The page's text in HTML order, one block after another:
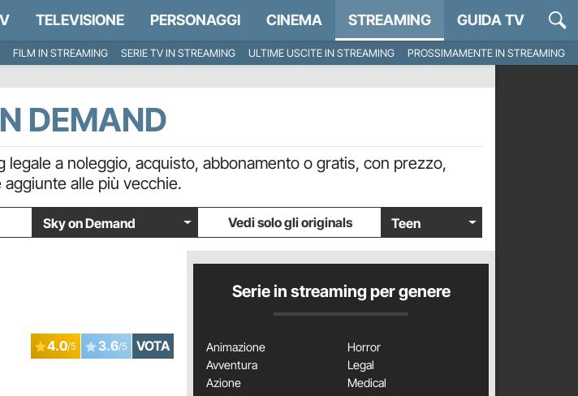
TELEVISIONE PERSONAGGI CINEMA STREAMING GUIDA TV
FILM IN STREAMING SERIE TV IN STREAMING ULTIME USCITE IN STREAMING
PROSSIMAMENTE IN STREAMING
DEMAND
legale a noleggio, acquisto, abbonamento o gratis, con prezzo,
aggiunte alle più vecchie.
Sky on Demand Vedi solo gli originals Teen
4.0/5 3.6/5 VOTA
Serie in streaming per genere
Animazione
Avventura
Azione
Horror
Legal
Medical